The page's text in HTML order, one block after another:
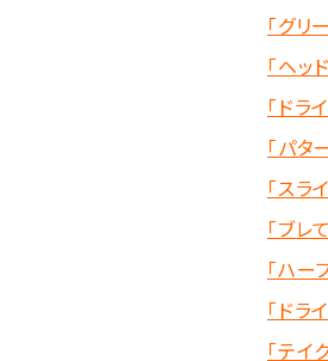
「グ
「ヘ
「ド
「パタ
「ス
「ブレ
「ハー
「ド
「テイ